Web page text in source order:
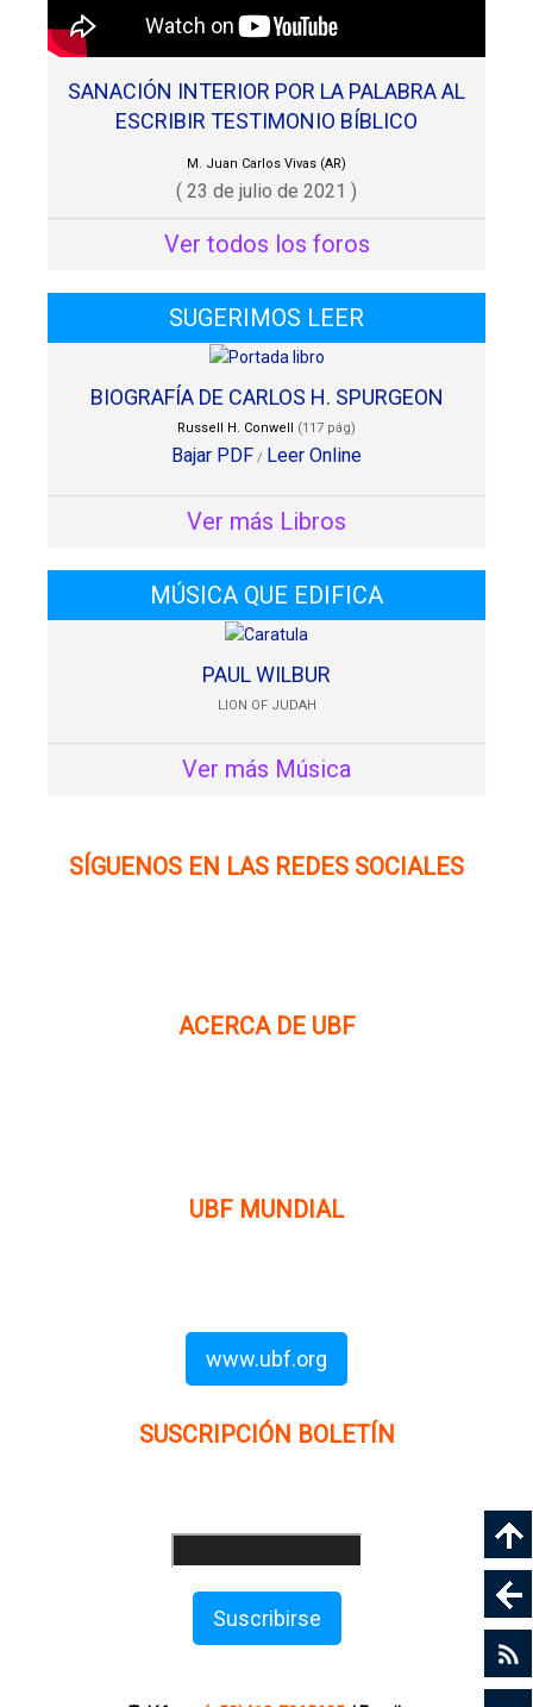
SANACIÓN INTERIOR POR LA PALABRA AL
ESCRIBIR TESTIMONIO BÍBLICO
M. Juan Carlos Vivas (AR)
( 23 de julio de 2021 )
Ver todos los foros
SUGERIMOS LEER
BIOGRAFÍA DE CARLOS H. SPURGEON
Russell H. Conwell (117 pág)
Bajar PDF / Leer Online
Ver más Libros
MÚSICA QUE EDIFICA
PAUL WILBUR
LION OF JUDAH
Ver más Música
SÍGUENOS EN LAS REDES SOCIALES
ACERCA DE UBF
UBF MUNDIAL
www.ubf.org
SUSCRIPCIÓN BOLETÍN
Suscribirse